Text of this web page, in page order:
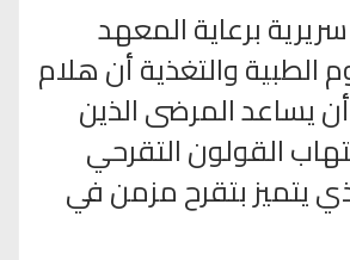
برعاية المعهد
الطبية والتغذية أن هلام
يساعد المرضى الذين
القولون التقرحي
يتميز بتقرح مزمن في